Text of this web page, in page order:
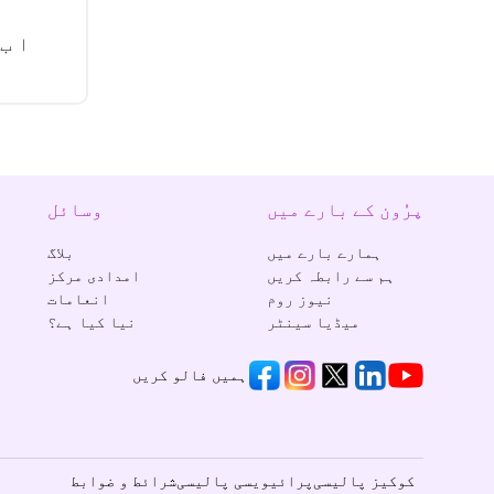
وسائل
بلاگ
امدادی مرکز
انعامات
نیا کیا ہے؟
پرُون کے بارے میں
ہمارے بارے میں
ہم سے رابطہ کریں
نیوز روم
میڈیا سینٹر
ہمیں فالو کریں
شرائط و ضوابطپرائیویسی پالیسی کوکیز پالیسی